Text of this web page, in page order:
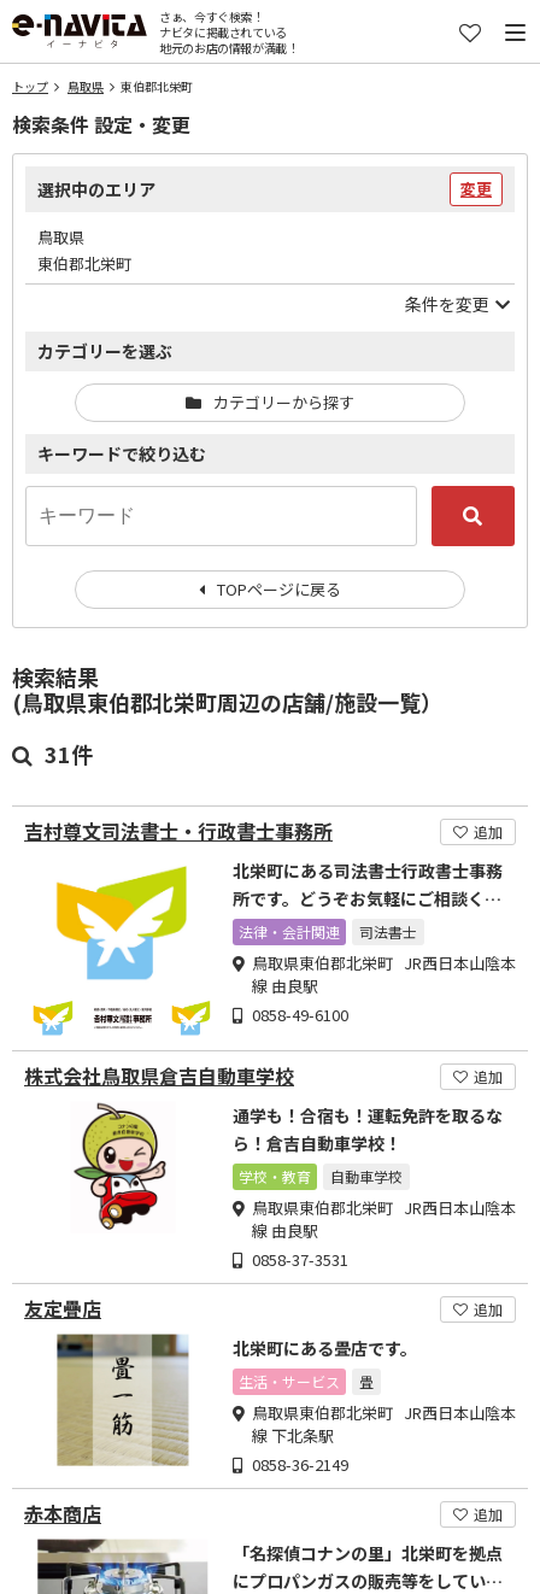
さぁ、今すぐ検索！
ナビタに掲載されている
地元のお店の情報が満載！
トップ 鳥取県 東伯郡北栄町
検索結果
(鳥取県東伯郡北栄町周辺の店舗/施設一覧）
31件
吉村尊文司法書士・行政書士事務所 追加
北栄町にある司法書士行政書士事務
所です。どうぞお気軽にご相談くだ
さい。
法律・会計関連 司法書士
鳥取県東伯郡北栄町 JR西日本山陰本
線 由良駅
0858-49-6100
株式会社鳥取県倉吉自動車学校 追加
通学も！合宿も！運転免許を取るな
ら！倉吉自動車学校！
学校・教育 自動車学校
鳥取県東伯郡北栄町 JR西日本山陰本
線 由良駅
0858-37-3531
友定疊店 追加
北栄町にある畳店です。
生活・サービス 畳
鳥取県東伯郡北栄町 JR西日本山陰本
線 下北条駅
0858-36-2149
赤本商店 追加
「名探偵コナンの里」北栄町を拠点
にプロパンガスの販売等をしていま
検索条件 設定・変更
選択中のエリア 変更
鳥取県
東伯郡北栄町
条件を変更
カテゴリーを選ぶ
カテゴリーから探す
キーワードで絞り込む
TOPページに戻る